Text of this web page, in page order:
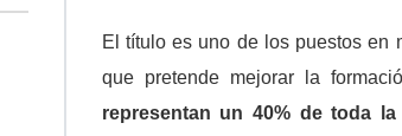
El título es uno de los puestos en
que pretende mejorar la
representan un 40% de toda